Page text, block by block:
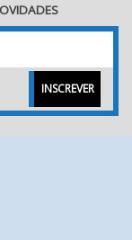
INSCREVER